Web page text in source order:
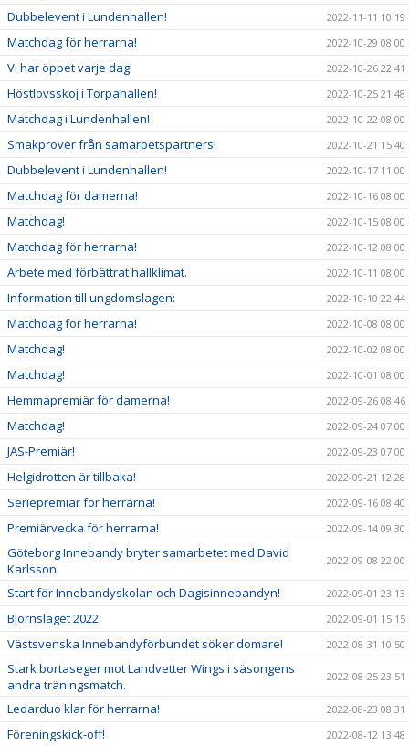
Dubbelevent i Lundenhallen! 2022-11-11 10:19
Matchdag för herrarna! 2022-10-29 08:00
Vi har öppet varje dag! 2022-10-26 22:41
Höstlovsskoj i Torpahallen! 2022-10-25 21:48
Matchdag i Lundenhallen! 2022-10-22 08:00
Smakprover från samarbetspartners! 2022-10-21 15:40
Dubbelevent i Lundenhallen! 2022-10-17 11:00
Matchdag för damerna! 2022-10-16 08:00
Matchdag! 2022-10-15 08:00
Matchdag för herrarna! 2022-10-12 08:00
Arbete med förbättrat hallklimat. 2022-10-11 08:00
Information till ungdomslagen: 2022-10-10 22:44
Matchdag för herrarna! 2022-10-08 08:00
Matchdag! 2022-10-02 08:00
Matchdag! 2022-10-01 08:00
Hemmapremiär för damerna! 2022-09-26 08:46
Matchdag! 2022-09-24 07:00
JAS-Premiär! 2022-09-23 07:00
Helgidrotten är tillbaka! 2022-09-21 12:28
Seriepremiär för herrarna! 2022-09-16 08:40
Premiärvecka för herrarna! 2022-09-14 09:30
Göteborg Innebandy bryter samarbetet med David
Karlsson.
2022-09-08 22:00
Start för Innebandyskolan och Dagisinnebandyn! 2022-09-01 23:13
Björnslaget 2022 2022-09-01 15:15
Västsvenska Innebandyförbundet söker domare! 2022-08-31 10:50
Stark bortaseger mot Landvetter Wings i säsongens
andra träningsmatch.
2022-08-25 23:51
Ledarduo klar för herrarna! 2022-08-23 08:31
Föreningskick-off! 2022-08-12 13:48